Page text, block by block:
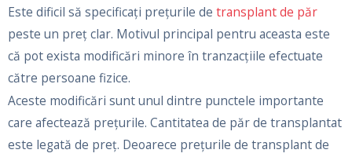
Este dificil să specificați prețurile de transplant de păr
peste un preț clar. Motivul principal pentru aceasta este
că pot exista modificări minore în tranzacțiile efectuate
către persoane fizice.
Aceste modificări sunt unul dintre punctele importante
care afectează prețurile. Cantitatea de păr de transplantat
este legată de preț. Deoarece prețurile de transplant de